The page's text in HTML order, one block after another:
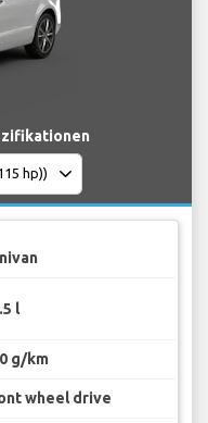
l
g/km
wheel drive